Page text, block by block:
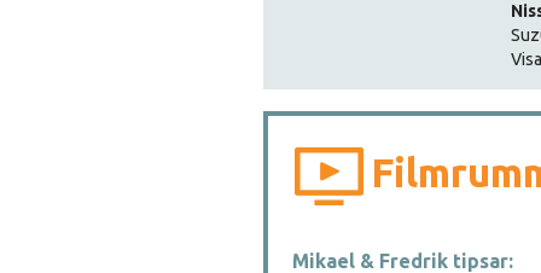
Mikael & Fredrik tipsar: